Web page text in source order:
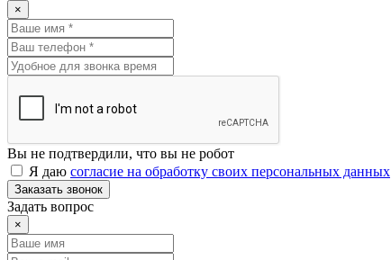
×
Вы не подтвердили, что вы не робот
Я даю согласие на обработку своих персональных данных
Заказать звонок
Задать вопрос
×